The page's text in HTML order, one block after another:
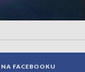
FACEBOOKU